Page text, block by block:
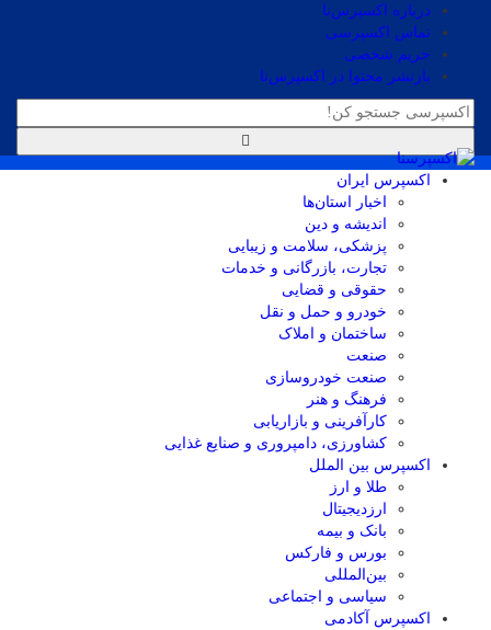
درباره اکسپرس‌نا
تماس اکسپرسی
حریم شخصی
بازنشر محتوا در اکسپرس‌نا
اکسپرس ایران
اخبار استان‌ها
اندیشه و دین
پزشکی، سلامت و زیبایی
تجارت، بازرگانی و خدمات
حقوقی و قضایی
خودرو و حمل و نقل
ساختمان و املاک
صنعت
صنعت خودروسازی
فرهنگ و هنر
کارآفرینی و بازاریابی
کشاورزی، دامپروری و صنایع غذایی
اکسپرس بین الملل
طلا و ارز
ارزدیجیتال
بانک و بیمه
بورس و فارکس
بین‌المللی
سیاسی و اجتماعی
اکسپرس آکادمی